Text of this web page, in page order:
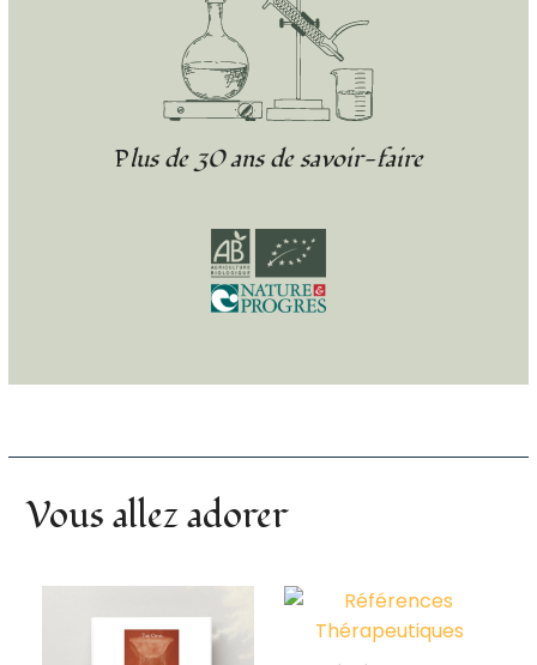
Plus de 30 ans de savoir-faire
Vous allez adorer